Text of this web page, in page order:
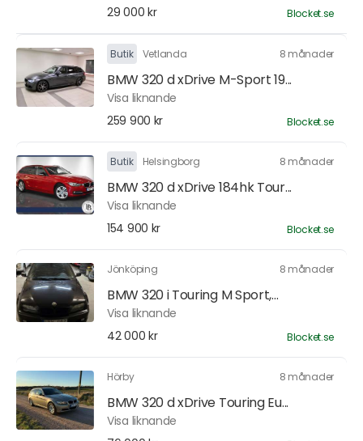
29 000 kr
Blocket.se
Butik Vetlanda 8 månader
BMW 320 d xDrive M-Sport 19...
Visa liknande
259 900 kr
Blocket.se
Butik Helsingborg 8 månader
BMW 320 d xDrive 184hk Tour...
Visa liknande
154 900 kr
Blocket.se
Jönköping 8 månader
BMW 320 i Touring M Sport,...
Visa liknande
42 000 kr
Blocket.se
Hörby 8 månader
BMW 320 d xDrive Touring Eu...
Visa liknande